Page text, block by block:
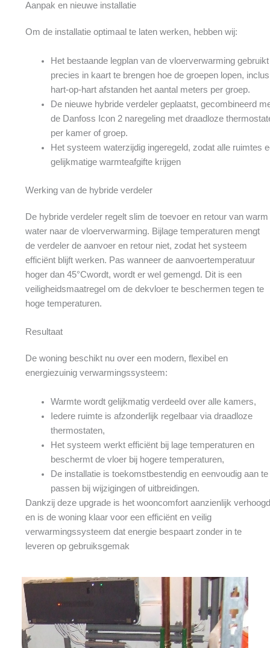
Aanpak en nieuwe installatie
Om de installatie optimaal te laten werken, hebben wij:
Het bestaande legplan van de vloerverwarming
precies in kaart te brengen hoe de groepen lopen,
hart-op-hart afstanden het aantal meters per groep.
De nieuwe hybride verdeler geplaatst, gecombineerd
de Danfoss Icon 2 naregeling met draadloze
per kamer of groep.
Het systeem waterzijdig ingeregeld, zodat alle ruimtes
gelijkmatige warmteafgifte krijgen
Werking van de hybride verdeler
De hybride verdeler regelt slim de toevoer en retour van warm
water naar de vloerverwarming. Bijlage temperaturen mengt
de verdeler de aanvoer en retour niet, zodat het systeem
efficiënt blijft werken. Pas wanneer de aanvoertemperatuur
hoger dan 45°Cwordt, wordt er wel gemengd. Dit is een
veiligheidsmaatregel om de dekvloer te beschermen tegen te
hoge temperaturen.
Resultaat
De woning beschikt nu over een modern, flexibel en
energiezuinig verwarmingssysteem:
Warmte wordt gelijkmatig verdeeld over alle kamers,
Iedere ruimte is afzonderlijk regelbaar via draadloze
thermostaten,
Het systeem werkt efficiënt bij lage temperaturen en
beschermt de vloer bij hogere temperaturen,
De installatie is toekomstbestendig en eenvoudig aan te
passen bij wijzigingen of uitbreidingen.
Dankzij deze upgrade is het wooncomfort aanzienlijk verhoogd
en is de woning klaar voor een efficiënt en veilig
verwarmingssysteem dat energie bespaart zonder in te
leveren op gebruiksgemak